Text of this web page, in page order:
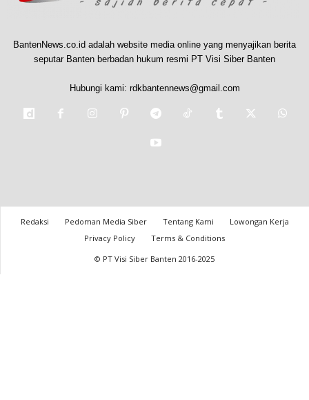
BantenNews.co.id adalah website media online yang menyajikan berita
seputar Banten berbadan hukum resmi PT Visi Siber Banten
Hubungi kami: rdkbantennews@gmail.com
Redaksi Pedoman Media Siber Tentang Kami
Lowongan Kerja
Privacy Policy
Terms & Conditions
© PT Visi Siber Banten 2016-2025